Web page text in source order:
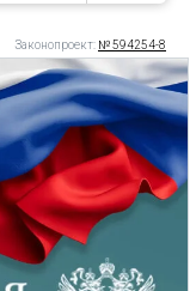
Законопроект: № 594254-8